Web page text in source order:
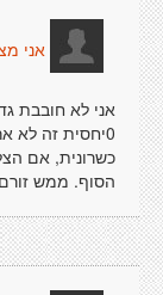
אני
אני לא חובבת
0יחסית זה
כשרונית, אם
הסוף. ממש